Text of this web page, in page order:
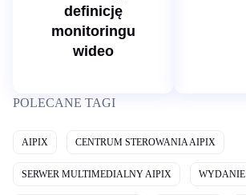
definicję
monitoringu
wideo
POLECANE TAGI
AIPIX CENTRUM STEROWANIA AIPIX
SERWER MULTIMEDIALNY AIPIX